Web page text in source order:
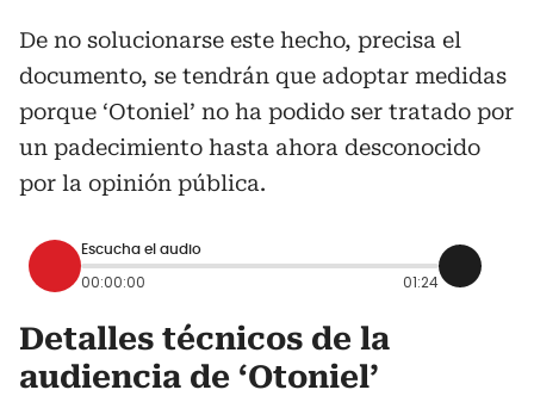
De no solucionarse este hecho, precisa el
documento, se tendrán que adoptar medidas
porque ‘Otoniel’ no ha podido ser tratado por
un padecimiento hasta ahora desconocido
por la opinión pública.
Escucha el audio
00:00:00 01:24
Detalles técnicos de la
audiencia de ‘Otoniel’